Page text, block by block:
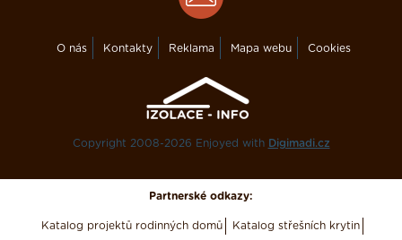
O nás Kontakty Reklama Mapa webu Cookies
Copyright 2008-2026 Enjoyed with Digimadi.cz
Partnerské odkazy:
Katalog projektů rodinných domů Katalog střešních krytin